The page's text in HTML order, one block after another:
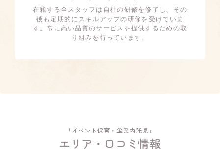
在籍する全スタッフは自社の研修を修了し、その
後も定期的にスキルアップの研修を受けていま
す。常に高い品質のサービスを提供するための取
り組みを行っています。
「イベント保育・企業内託児」
エリア・口コミ情報